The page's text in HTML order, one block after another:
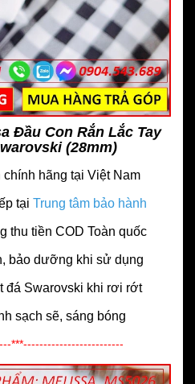
Đầu Con Rắn Lắc Tay
(28mm)
chính hãng tại Việt Nam
tại Trung tâm bảo hành
thu tiền COD Toàn quốc
bảo dưỡng khi sử dụng
đá Swarovski khi rơi rớt
sạch sẽ, sáng bóng
***-------------------------